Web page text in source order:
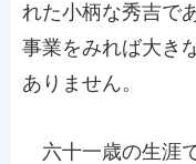
れた小柄な秀吉で
事業をみれば大き
ありません。
六十一歳の生涯で